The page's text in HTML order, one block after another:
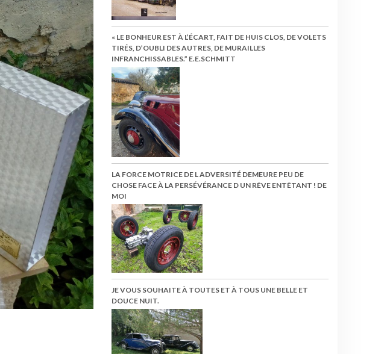
« LE BONHEUR EST À L’ÉCART, FAIT DE HUIS CLOS, DE VOLETS
TIRÉS, D’OUBLI DES AUTRES, DE MURAILLES
INFRANCHISSABLES.” E.E.SCHMITT
LA FORCE MOTRICE DE L ADVERSITÉ DEMEURE PEU DE
CHOSE FACE À LA PERSÉVÉRANCE D UN RÊVE ENTÊTANT ! DE
MOI
JE VOUS SOUHAITE À TOUTES ET À TOUS UNE BELLE ET
DOUCE NUIT.